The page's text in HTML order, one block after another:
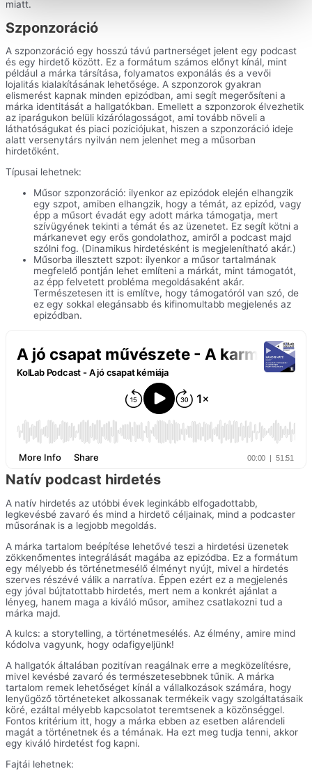
miatt.
Szponzoráció
A szponzoráció egy hosszú távú partnerséget jelent egy podcast
és egy hirdető között. Ez a formátum számos előnyt kínál, mint
például a márka társítása, folyamatos exponálás és a vevői
lojalitás kialakításának lehetősége. A szponzorok gyakran
elismerést kapnak minden epizódban, ami segít megerősíteni a
márka identitását a hallgatókban. Emellett a szponzorok élvezhetik
az iparágukon belüli kizárólagosságot, ami tovább növeli a
láthatóságukat és piaci pozíciójukat, hiszen a szponzoráció ideje
alatt versenytárs nyilván nem jelenhet meg a műsorban
hirdetőként.
Típusai lehetnek:
Műsor szponzoráció: ilyenkor az epizódok elején elhangzik
egy szpot, amiben elhangzik, hogy a témát, az epizód, vagy
épp a műsort évadát egy adott márka támogatja, mert
szívügyének tekinti a témát és az üzenetet. Ez segít kötni a
márkanevet egy erős gondolathoz, amiről a podcast majd
szólni fog. (Dinamikus hirdetésként is megjelenítható akár.)
Műsorba illesztett szpot: ilyenkor a műsor tartalmának
megfelelő pontján lehet említeni a márkát, mint támogatót,
az épp felvetett probléma megoldásaként akár.
Természetesen itt is említve, hogy támogatóról van szó, de
ez egy sokkal elegánsabb és kifinomultabb megjelenés az
epizódban.
Natív podcast hirdetés
A natív hirdetés az utóbbi évek leginkább elfogadottabb,
legkevésbé zavaró és mind a hirdető céljainak, mind a podcaster
műsorának is a legjobb megoldás.
A márka tartalom beépítése lehetővé teszi a hirdetési üzenetek
zökkenőmentes integrálását magába az epizódba. Ez a formátum
egy mélyebb és történetmesélő élményt nyújt, mivel a hirdetés
szerves részévé válik a narratíva. Éppen ezért ez a megjelenés
egy jóval bújtatottabb hirdetés, mert nem a konkrét ajánlat a
lényeg, hanem maga a kiváló műsor, amihez csatlakozni tud a
márka majd.
A kulcs: a storytelling, a történetmesélés. Az élmény, amire mind
kódolva vagyunk, hogy odafigyeljünk!
A hallgatók általában pozitívan reagálnak erre a megközelítésre,
mivel kevésbé zavaró és természetesebbnek tűnik. A márka
tartalom remek lehetőséget kínál a vállalkozások számára, hogy
lenyűgöző történeteket alkossanak termékeik vagy szolgáltatásaik
köré, ezáltal mélyebb kapcsolatot teremtsenek a közönséggel.
Fontos kritérium itt, hogy a márka ebben az esetben alárendeli
magát a történetnek és a témának. Ha ezt meg tudja tenni, akkor
egy kiváló hirdetést fog kapni.
Fajtái lehetnek: